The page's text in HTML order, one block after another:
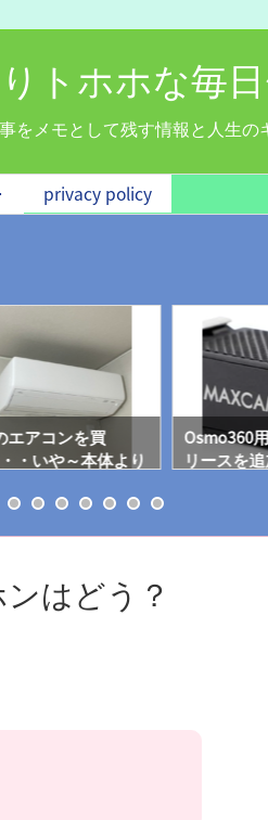
トホホな毎
をメモとして残す情報と人生の
privacy policy
エアコンを買
・いや～本体より
Osmo360
リースを
はどう？